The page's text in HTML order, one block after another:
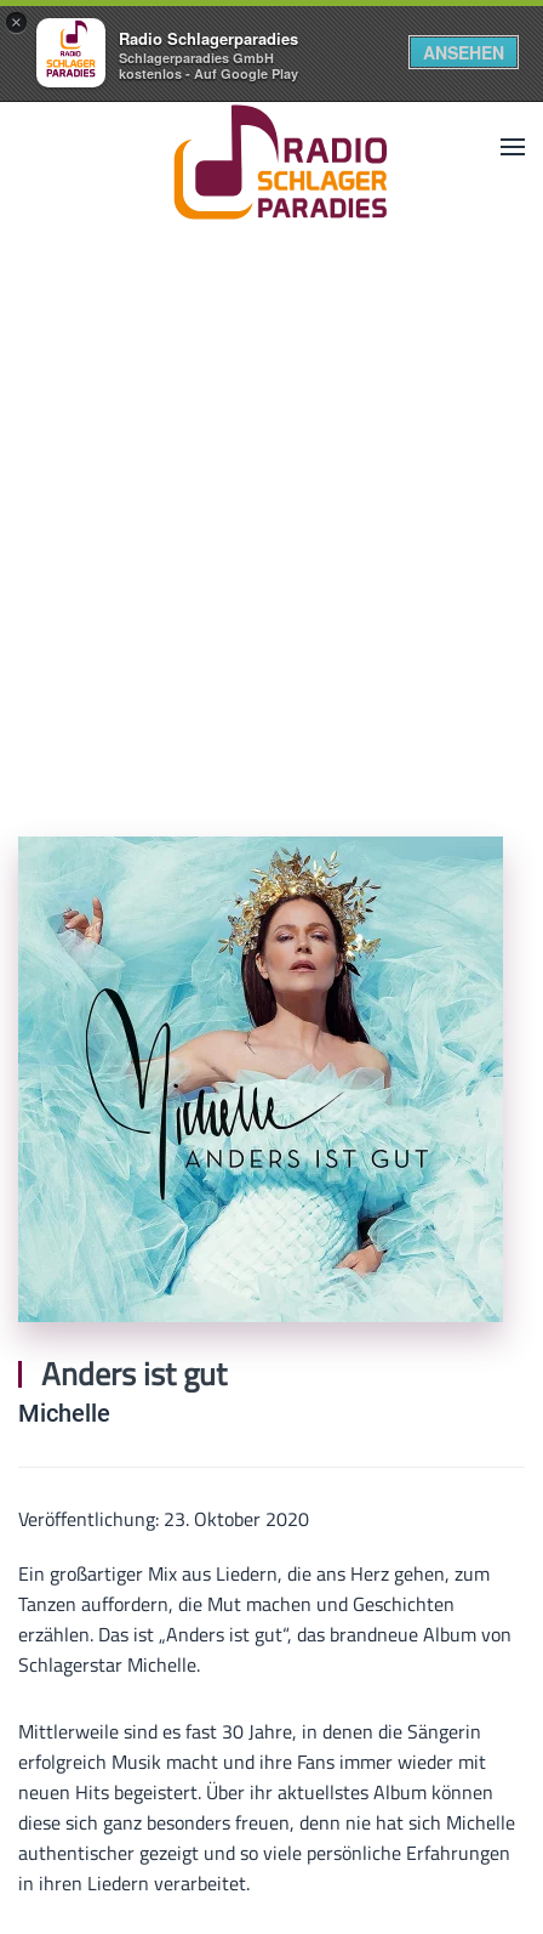
×
Radio Schlagerparadies
Schlagerparadies GmbH
kostenlos - Auf Google Play
ANSEHEN
Anders ist gut
Michelle
Veröffentlichung: 23. Oktober 2020
Ein großartiger Mix aus Liedern, die ans Herz gehen, zum
Tanzen auffordern, die Mut machen und Geschichten
erzählen. Das ist „Anders ist gut“, das brandneue Album von
Schlagerstar Michelle.
Mittlerweile sind es fast 30 Jahre, in denen die Sängerin
erfolgreich Musik macht und ihre Fans immer wieder mit
neuen Hits begeistert. Über ihr aktuellstes Album können
diese sich ganz besonders freuen, denn nie hat sich Michelle
authentischer gezeigt und so viele persönliche Erfahrungen
in ihren Liedern verarbeitet.